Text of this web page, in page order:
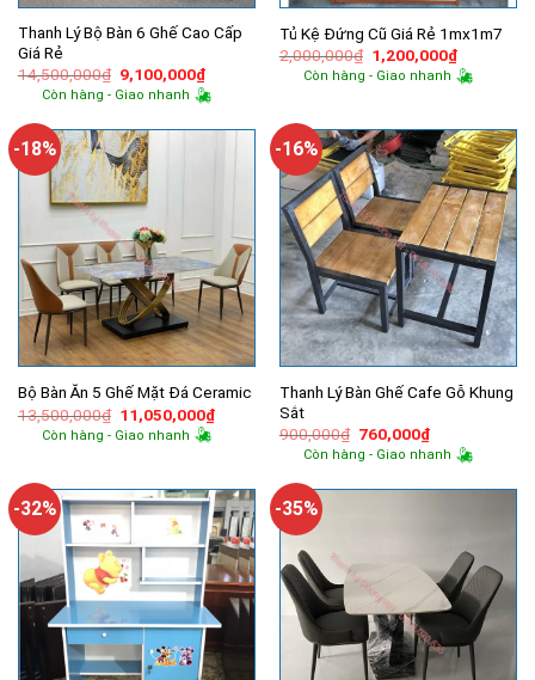
Thanh Lý Bộ Bàn 6 Ghế Cao Cấp
Giá Rẻ
14,500,000₫ Giá
gốc
là:
9,100,000₫Giá
hiện
tại
9,100,000₫.
Còn hàng - Giao nhanh
Tủ Kệ Đứng Cũ Giá Rẻ 1mx1m7
2,000,000₫ Giá
gốc
là:
1,200,000₫Giá
hiện
tại
Còn hàng - Giao nhanh
-18%
Bộ Bàn Ăn 5 Ghế Mặt Đá Ceramic
13,500,000₫ Giá
gốc
là:
11,050,000₫Giá
hiện
Còn hàng - Giao nhanh
-16%
Thanh Lý Bàn Ghế Cafe Gỗ Khung
Sắt
900,000₫ Giá
gốc
là:
760,000₫Giá
hiện
tại
760,000₫.
Còn hàng - Giao nhanh
-32% -35%